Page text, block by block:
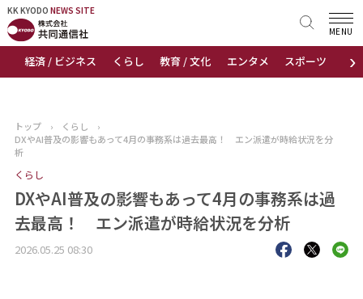
KK KYODO NEWS SITE
›
経済 / ビジネス くらし 教育 / 文化 エンタメ スポーツ 地域
MENU
KK KYODONEWS SITE
トップページ
ニュース
おすすめコンテンツ
出版物
トップ › くらし
›
DXやAI普及の影響もあって4月の事務系は過去最高！ エン派遣が時給状況を分
析
くらし
DXやAI普及の影響もあって4月の事務系は過
去最高！ エン派遣が時給状況を分析
2026.05.25 08:30